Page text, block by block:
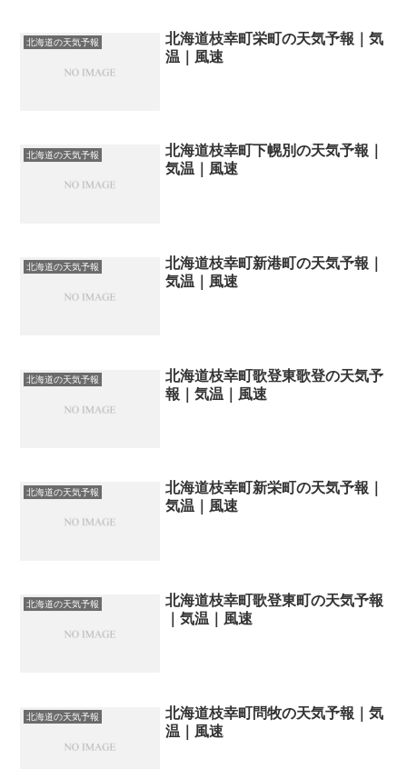
北海道の天気予報
北海道枝幸町栄町の天気予報｜気
温｜風速
北海道の天気予報
北海道枝幸町下幌別の天気予報｜
気温｜風速
北海道の天気予報
北海道枝幸町新港町の天気予報｜
気温｜風速
北海道の天気予報
北海道枝幸町歌登東歌登の天気予
報｜気温｜風速
北海道の天気予報
北海道枝幸町新栄町の天気予報｜
気温｜風速
北海道の天気予報
北海道枝幸町歌登東町の天気予報
｜気温｜風速
北海道の天気予報
北海道枝幸町問牧の天気予報｜気
温｜風速